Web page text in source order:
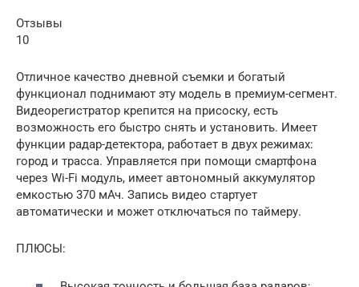
Отзывы
10
Отличное качество дневной съемки и богатый
функционал поднимают эту модель в премиум-сегмент.
Видеорегистратор крепится на присоску, есть
возможность его быстро снять и установить. Имеет
функции радар-детектора, работает в двух режимах:
город и трасса. Управляется при помощи смартфона
через Wi-Fi модуль, имеет автономный аккумулятор
емкостью 370 мАч. Запись видео стартует
автоматически и может отключаться по таймеру.
ПЛЮСЫ: